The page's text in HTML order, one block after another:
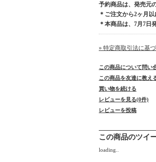
予約商品は、発売元
＊ご注文から2ヶ月
＊本商品は、7月7日
» 特定商取引法に基
この商品について問い
この商品を友達に教え
買い物を続ける
レビューを見る(0件)
レビューを投稿
この商品のツイ
loading..